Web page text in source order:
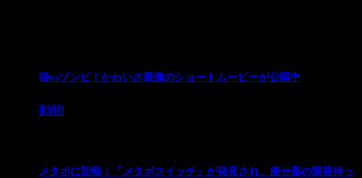
猫vsゾンビ！かわいさ最強のショートムービーが公開中
動物
メタボに朗報！「メタボスイッチ」が発見され、痩せ薬の開発待っ